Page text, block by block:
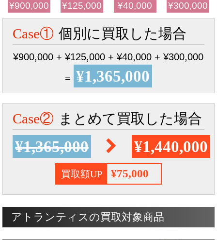
¥900,000 ¥125,000 ¥40,000 ¥300,000
Case① 個別に買取した場合
¥900,000 + ¥125,000 + ¥40,000 + ¥300,000
= ¥1,365,000
Case② まとめて買取した場合
¥1,365,000 ¥1,440,000
買取額UP ¥75,000
アトランティスの買取対象商品